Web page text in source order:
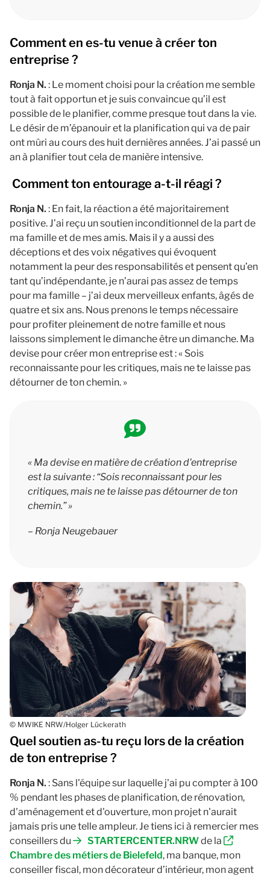
Comment en es-tu venue à créer ton
entreprise ?
Ronja N. : Le moment choisi pour la création me semble
tout à fait opportun et je suis convaincue qu’il est
possible de le planifier, comme presque tout dans la vie.
Le désir de m’épanouir et la planification qui va de pair
ont mûri au cours des huit dernières années. J’ai passé un
an à planifier tout cela de manière intensive.
Comment ton entourage a-t-il réagi ?
Ronja N. : En fait, la réaction a été majoritairement
positive. J’ai reçu un soutien inconditionnel de la part de
ma famille et de mes amis. Mais il y a aussi des
déceptions et des voix négatives qui évoquent
notamment la peur des responsabilités et pensent qu’en
tant qu’indépendante, je n’aurai pas assez de temps
pour ma famille – j’ai deux merveilleux enfants, âgés de
quatre et six ans. Nous prenons le temps nécessaire
pour profiter pleinement de notre famille et nous
laissons simplement le dimanche être un dimanche. Ma
devise pour créer mon entreprise est : « Sois
reconnaissante pour les critiques, mais ne te laisse pas
détourner de ton chemin. »
« Ma devise en matière de création d'entreprise
est la suivante : “Sois reconnaissant pour les
critiques, mais ne te laisse pas détourner de ton
chemin.” »
– Ronja Neugebauer
© MWIKE NRW/Holger Lückerath
Quel soutien as-tu reçu lors de la création
de ton entreprise ?
Ronja N. : Sans l'équipe sur laquelle j'ai pu compter à 100
% pendant les phases de planification, de rénovation,
d'aménagement et d'ouverture, mon projet n'aurait
jamais pris une telle ampleur. Je tiens ici à remercier mes
conseillers du
STARTERCENTER.NRWde la
Chambre des métiers de Bielefeld, ma banque, mon
conseiller fiscal, mon décorateur d’intérieur, mon agent